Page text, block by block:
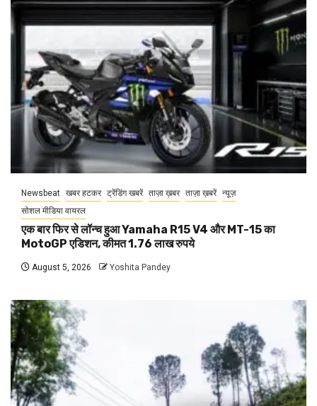
Newsbeat खबर हटकर ट्रेंडिंग खबरें ताज़ा ख़बर ताज़ा ख़बरें न्यूज़
सोशल मीडिया वायरल
एक बार फिर से लॉन्च हुआ Yamaha R15 V4 और MT-15 का
MotoGP एडिशन, कीमत 1.76 लाख रुपये
August 5, 2026 Yoshita Pandey